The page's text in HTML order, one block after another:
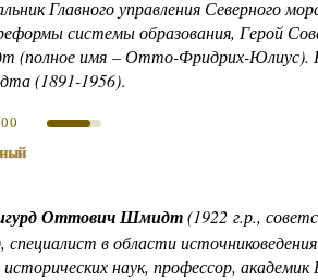
Главного управления Северного
системы образования, Герой
(полное имя –Отто-Фридрих-Юлиус).
(1891-1956).
Оттович Шмидт(1922 г.р.,
специалист в области
наук, профессор, академик